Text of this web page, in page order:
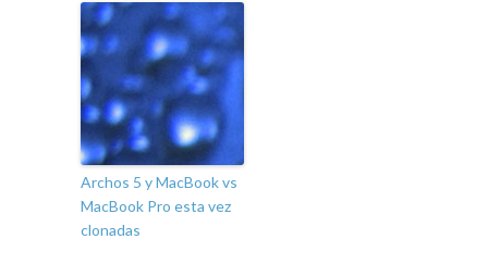
Archos 5 y MacBook vs
MacBook Pro esta vez
clonadas